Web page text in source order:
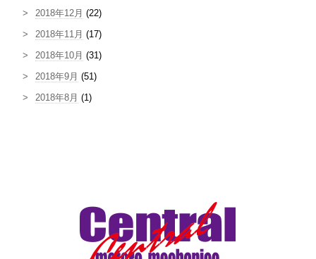
2018年12月 (22)
2018年11月 (17)
2018年10月 (31)
2018年9月 (51)
2018年8月 (1)